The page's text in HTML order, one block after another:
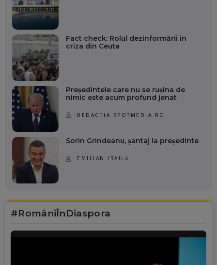
Fact check: Rolul dezinformării în
criza din Ceuta
Președintele care nu se rușina de
nimic este acum profund jenat
REDACȚIA SPOTMEDIA.RO
Sorin Grindeanu, șantaj la președinte
EMILIAN ISAILĂ
#RomâniÎnDiaspora